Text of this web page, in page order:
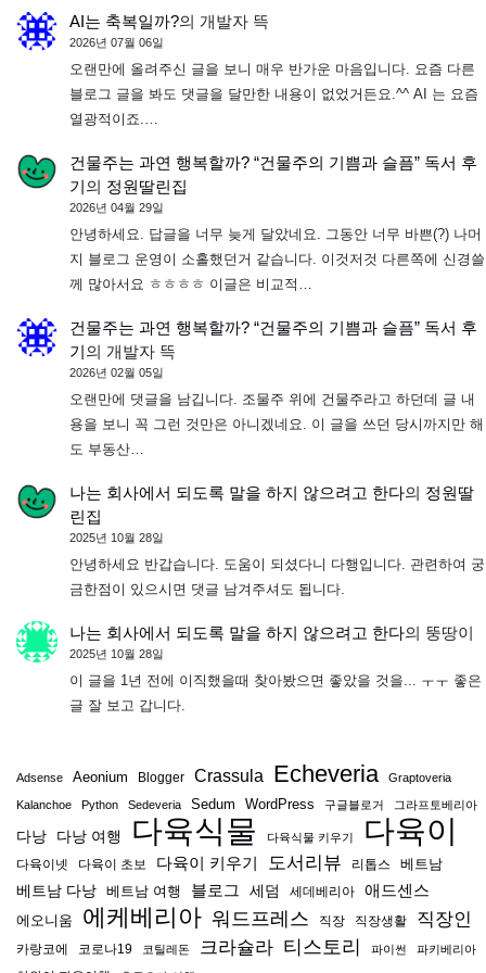
AI는 축복일까?의 개발자 뜩
2026년 07월 06일
오랜만에 올려주신 글을 보니 매우 반가운 마음입니다. 요즘 다른
블로그 글을 봐도 댓글을 달만한 내용이 없었거든요.^^ AI 는 요즘
열광적이죠.…
건물주는 과연 행복할까? “건물주의 기쁨과 슬픔” 독서 후
기의 정원딸린집
2026년 04월 29일
안녕하세요. 답글을 너무 늦게 달았네요. 그동안 너무 바쁜(?) 나머
지 블로그 운영이 소홀했던거 같습니다. 이것저것 다른쪽에 신경쓸
께 많아서요 ㅎㅎㅎㅎ 이글은 비교적…
건물주는 과연 행복할까? “건물주의 기쁨과 슬픔” 독서 후
기의 개발자 뜩
2026년 02월 05일
오랜만에 댓글을 남깁니다. 조물주 위에 건물주라고 하던데 글 내
용을 보니 꼭 그런 것만은 아니겠네요. 이 글을 쓰던 당시까지만 해
도 부동산…
나는 회사에서 되도록 말을 하지 않으려고 한다의 정원딸
린집
2025년 10월 28일
안녕하세요 반갑습니다. 도움이 되셨다니 다행입니다. 관련하여 궁
금한점이 있으시면 댓글 남겨주셔도 됩니다.
나는 회사에서 되도록 말을 하지 않으려고 한다의 뚱땅이
2025년 10월 28일
이 글을 1년 전에 이직했을때 찾아봤으면 좋았을 것을... ㅜㅜ 좋은
글 잘 보고 갑니다.
Adsense Aeonium Blogger Crassula Echeveria Graptoveria
Kalanchoe Python Sedeveria Sedum WordPress 구글블로거 그라프토베리아
다낭 다낭 여행 다육식물 다육식물 키우기 다육이
다육이넷 다육이 초보 다육이 키우기 도서리뷰 리톱스
베트남
베트남 다낭 베트남 여행 블로그 세덤 세데베리아 애드센스
에오니움 에케베리아 워드프레스 직장 직장생활 직장인
카랑코에 코로나19 코틸레돈 크라슐라 티스토리 파이썬 파키베리아